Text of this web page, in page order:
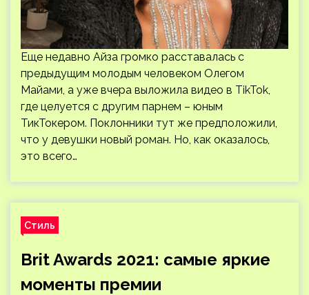
Еще недавно Айза громко расставалась с
предыдущим молодым человеком Олегом
Майами, а уже вчера выложила видео в TikTok,
где целуется с другим парнем – юным
ТикТокером. Поклонники тут же предположили,
что у девушки новый роман. Но, как оказалось,
это всего…
Стиль
Brit Awards 2021: самые яркие
моменты премии